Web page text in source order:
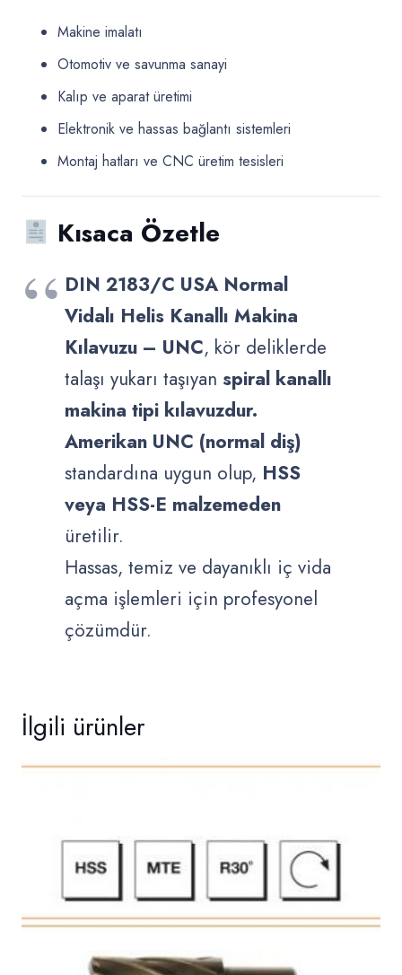
Makine imalatı
Otomotiv ve savunma sanayi
Kalıp ve aparat üretimi
Elektronik ve hassas bağlantı sistemleri
Montaj hatları ve CNC üretim tesisleri
Kısaca Özetle
DIN 2183/C USA Normal
Vidalı Helis Kanallı Makina
Kılavuzu – UNC, kör deliklerde
talaşı yukarı taşıyan spiral kanallı
makina tipi kılavuzdur.
Amerikan UNC (normal diş)
standardına uygun olup, HSS
veya HSS-E malzemeden
üretilir.
Hassas, temiz ve dayanıklı iç vida
açma işlemleri için profesyonel
çözümdür.
İlgili ürünler